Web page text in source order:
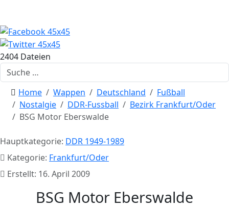
2404 Dateien
Suchen
Home Wappen Deutschland
Fußball
Nostalgie
DDR-Fussball
Bezirk Frankfurt/Oder
BSG Motor Eberswalde
Hauptkategorie: DDR 1949-1989
Kategorie: Frankfurt/Oder
Erstellt: 16. April 2009
BSG Motor Eberswalde